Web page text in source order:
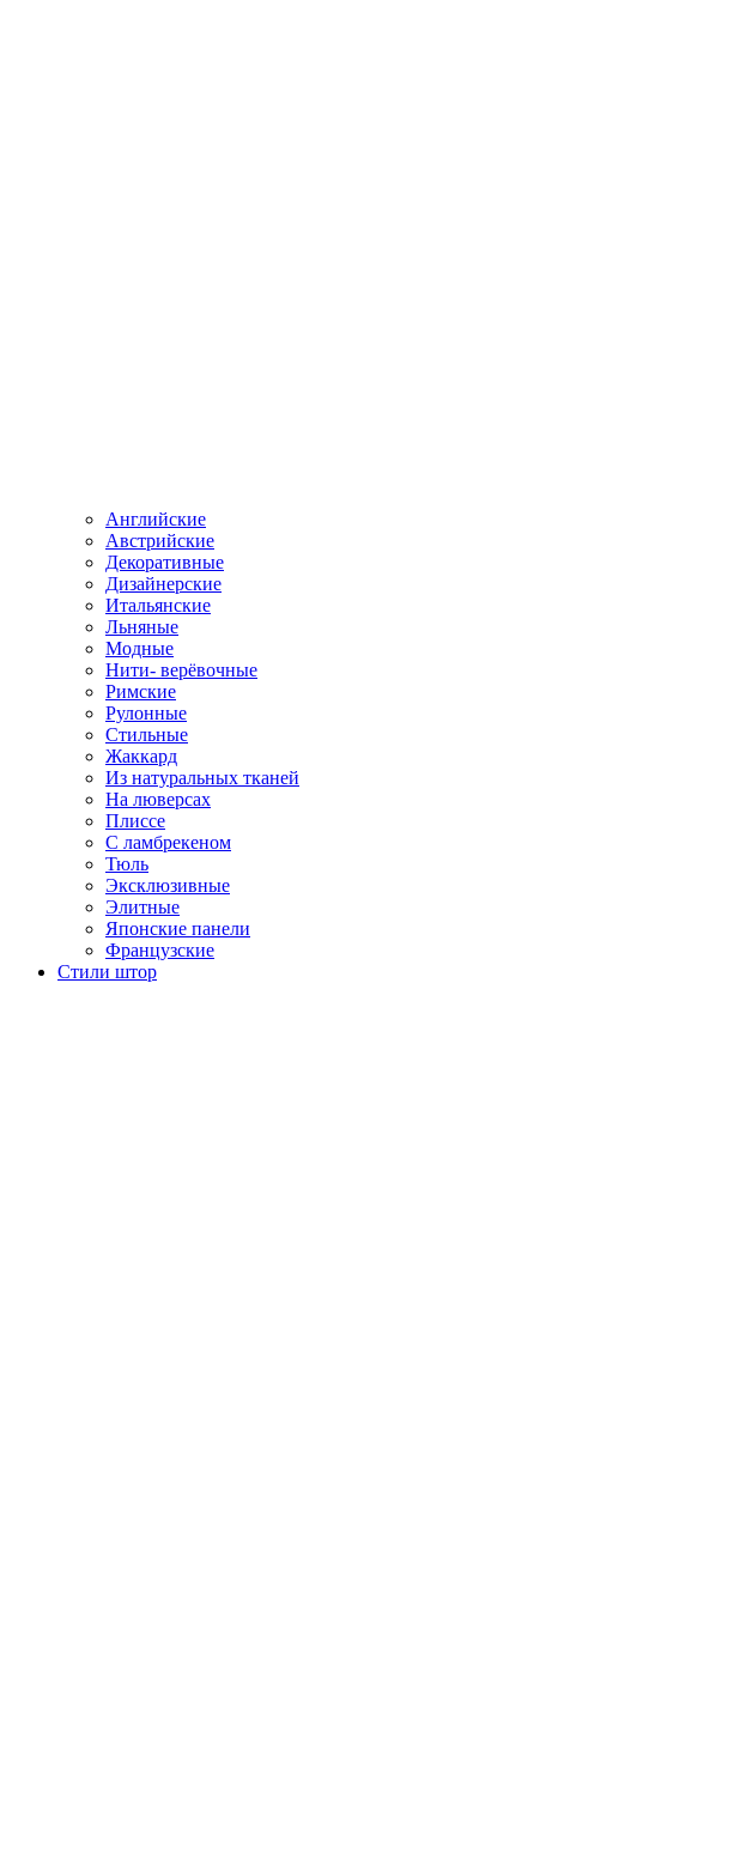
Английские
Австрийские
Декоративные
Дизайнерские
Итальянские
Льняные
Модные
Нити- верёвочные
Римские
Рулонные
Стильные
Жаккард
Из натуральных тканей
На люверсах
Плиссе
С ламбрекеном
Тюль
Эксклюзивные
Элитные
Японские панели
Французские
Стили штор